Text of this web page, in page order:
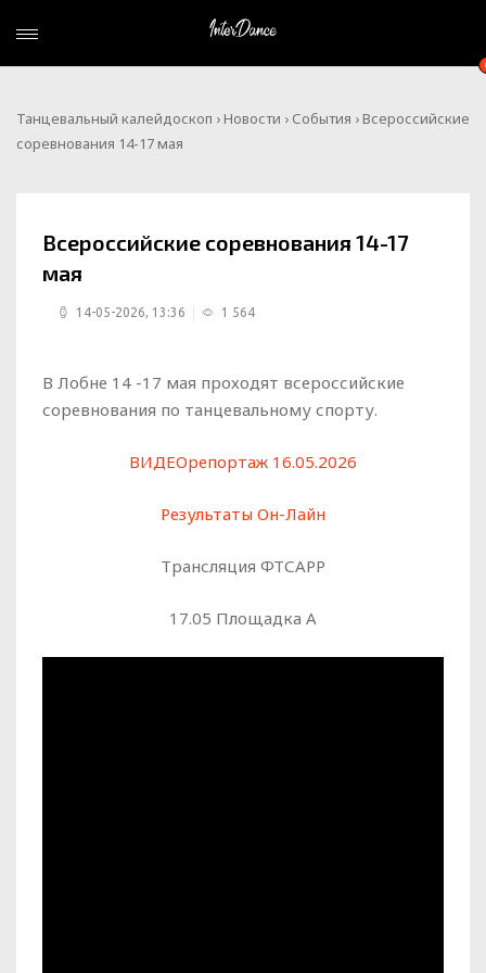
Танцевальный калейдоскоп ›Новости › События › Всероссийские
соревнования 14-17 мая
Всероссийские соревнования 14-17
мая
14-05-2026, 13:36 1 564
В Лобне 14 -17 мая проходят всероссийские
соревнования по танцевальному спорту.
ВИДЕОрепортаж 16.05.2026
Результаты Он-Лайн
Трансляция ФТСАРР
17.05 Площадка А